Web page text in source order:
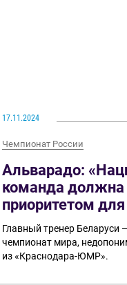
17.11.2024
Чемпионат России
Альварадо:
команда
приоритетом для
Главный тренер Беларуси
чемпионат мира,
из «Краснодара-ЮМР».